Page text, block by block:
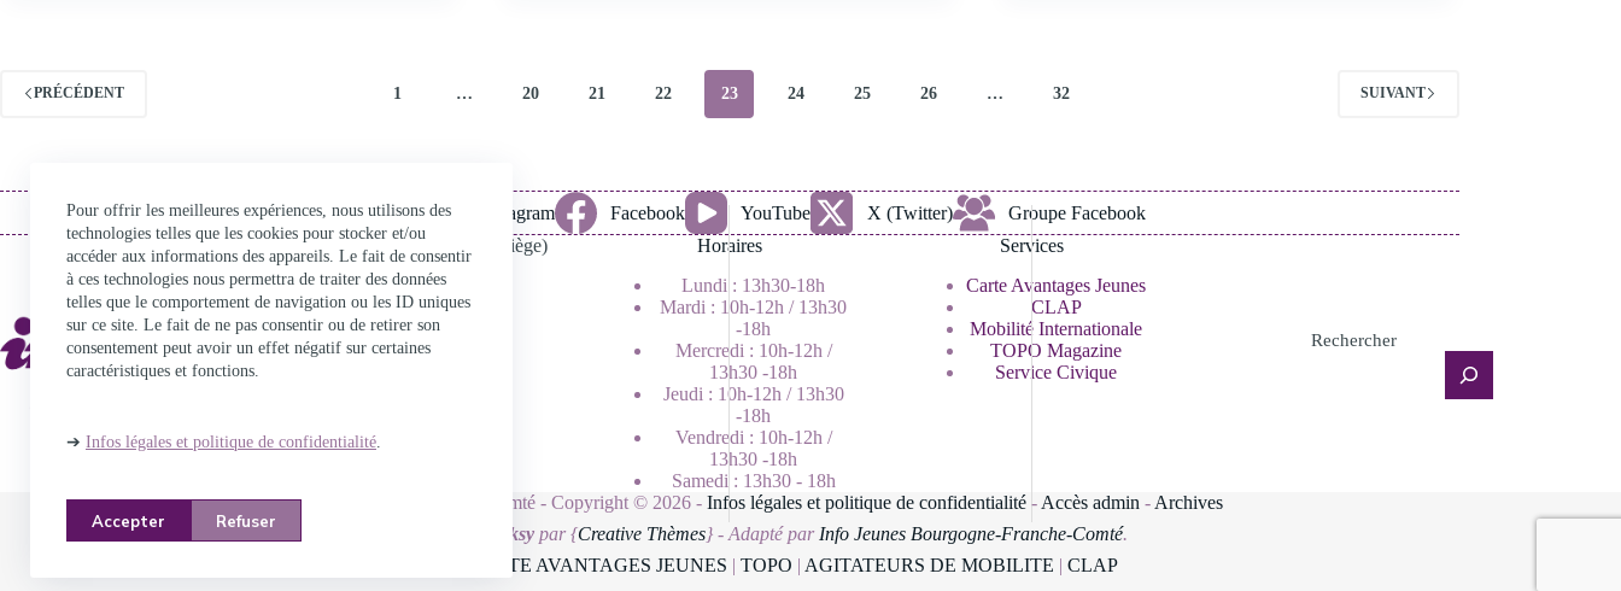
Pour offrir les meilleures expériences, nous utilisons des
technologies telles que les cookies pour stocker et/ou
accéder aux informations des appareils. Le fait de consentir
à ces technologies nous permettra de traiter des données
telles que le comportement de navigation ou les ID uniques
sur ce site. Le fait de ne pas consentir ou de retirer son
consentement peut avoir un effet négatif sur certaines
caractéristiques et fonctions.
➔ Infos légales et politique de confidentialité.
Accepter Refuser
PRÉCÉDENT 1 … 20 21 22 23 24 25 26 … 32 SUIVANT
TikTok Instagram Facebook YouTube X (Twitter)
Groupe Facebook
27 rue de la République (Siège)
25000Besançon
Tél. : 03 81 21 16 16
17 place Darcy
Horaires
Lundi : 13h30-18h
Mardi : 10h-12h / 13h30
-18h
Mercredi : 10h-12h /
13h30 -18h
Jeudi : 10h-12h / 13h30
-18h
Vendredi : 10h-12h /
13h30 -18h
Samedi : 13h30 - 18h
Services
Carte Avantages Jeunes
CLAP
Mobilité Internationale
TOPO Magazine
Service Civique
Rechercher
Info Jeunes Bourgogne Franche Comté - Copyright © 2026 - Infos légales et politique de confidentialité- Accès admin - Archives
Blocksy par {Creative Thèmes} - Adapté par Info Jeunes Bourgogne-Franche-Comté.
CARTE AVANTAGES JEUNES | TOPO | AGITATEURS DE MOBILITE | CLAP